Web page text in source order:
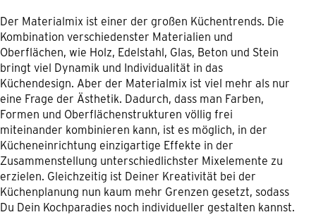
Der Materialmix ist einer der großen Küchentrends. Die
Kombination verschiedenster Materialien und
Oberflächen, wie Holz, Edelstahl, Glas, Beton und Stein
bringt viel Dynamik und Individualität in das
Küchendesign. Aber der Materialmix ist viel mehr als nur
eine Frage der Ästhetik. Dadurch, dass man Farben,
Formen und Oberflächenstrukturen völlig frei
miteinander kombinieren kann, ist es möglich, in der
Kücheneinrichtung einzigartige Effekte in der
Zusammenstellung unterschiedlichster Mixelemente zu
erzielen. Gleichzeitig ist Deiner Kreativität bei der
Küchenplanung nun kaum mehr Grenzen gesetzt, sodass
Du Dein Kochparadies noch individueller gestalten kannst.